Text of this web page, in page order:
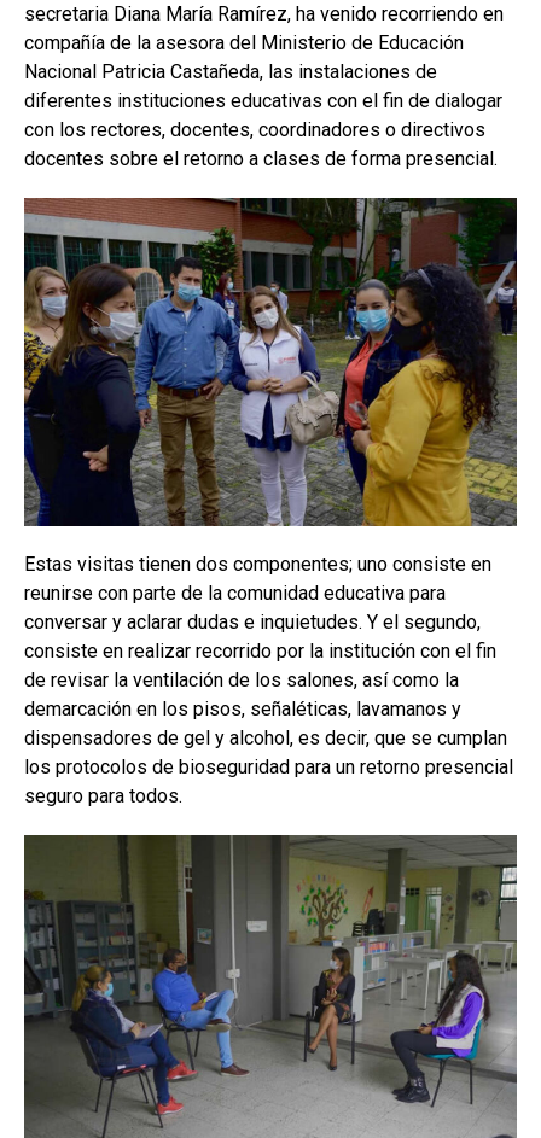
secretaria Diana María Ramírez, ha venido recorriendo en
compañía de la asesora del Ministerio de Educación
Nacional Patricia Castañeda, las instalaciones de
diferentes instituciones educativas con el fin de dialogar
con los rectores, docentes, coordinadores o directivos
docentes sobre el retorno a clases de forma presencial.
Estas visitas tienen dos componentes; uno consiste en
reunirse con parte de la comunidad educativa para
conversar y aclarar dudas e inquietudes. Y el segundo,
consiste en realizar recorrido por la institución con el fin
de revisar la ventilación de los salones, así como la
demarcación en los pisos, señaléticas, lavamanos y
dispensadores de gel y alcohol, es decir, que se cumplan
los protocolos de bioseguridad para un retorno presencial
seguro para todos.